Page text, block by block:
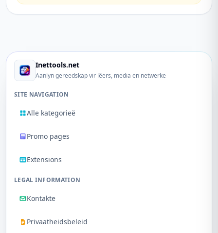
Inettools.net
Aanlyn gereedskap vir lêers, media en netwerke
SITE NAVIGATION
Alle kategorieë
Promo pages
Extensions
LEGAL INFORMATION
Kontakte
Privaatheidsbeleid